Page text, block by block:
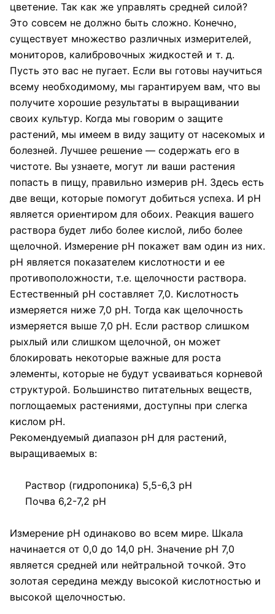
цветение. Так как же управлять средней силой?
Это совсем не должно быть сложно. Конечно,
существует множество различных измерителей,
мониторов, калибровочных жидкостей и т. д.
Пусть это вас не пугает. Если вы готовы научиться
всему необходимому, мы гарантируем вам, что вы
получите хорошие результаты в выращивании
своих культур. Когда мы говорим о защите
растений, мы имеем в виду защиту от насекомых и
болезней. Лучшее решение — содержать его в
чистоте. Вы узнаете, могут ли ваши растения
попасть в пищу, правильно измерив pH. Здесь есть
две вещи, которые помогут добиться успеха. И pH
является ориентиром для обоих. Реакция вашего
раствора будет либо более кислой, либо более
щелочной. Измерение pH покажет вам один из них.
pH является показателем кислотности и ее
противоположности, т.е. щелочности раствора.
Естественный pH составляет 7,0. Кислотность
измеряется ниже 7,0 pH. Тогда как щелочность
измеряется выше 7,0 pH. Если раствор слишком
рыхлый или слишком щелочной, он может
блокировать некоторые важные для роста
элементы, которые не будут усваиваться корневой
структурой. Большинство питательных веществ,
поглощаемых растениями, доступны при слегка
кислом pH.
Рекомендуемый диапазон pH для растений,
выращиваемых в:
Раствор (гидропоника) 5,5-6,3 pH
Почва 6,2-7,2 pH
Измерение pH одинаково во всем мире. Шкала
начинается от 0,0 до 14,0 pH. Значение pH 7,0
является средней или нейтральной точкой. Это
золотая середина между высокой кислотностью и
высокой щелочностью.